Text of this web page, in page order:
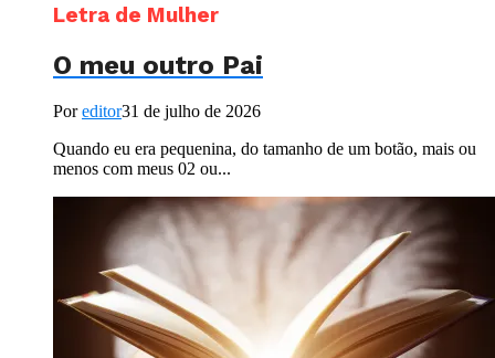
Letra de Mulher
O meu outro Pai
Poreditor31 de julho de 2026
Quando eu era pequenina, do tamanho de um botão, mais ou
menos com meus 02 ou...